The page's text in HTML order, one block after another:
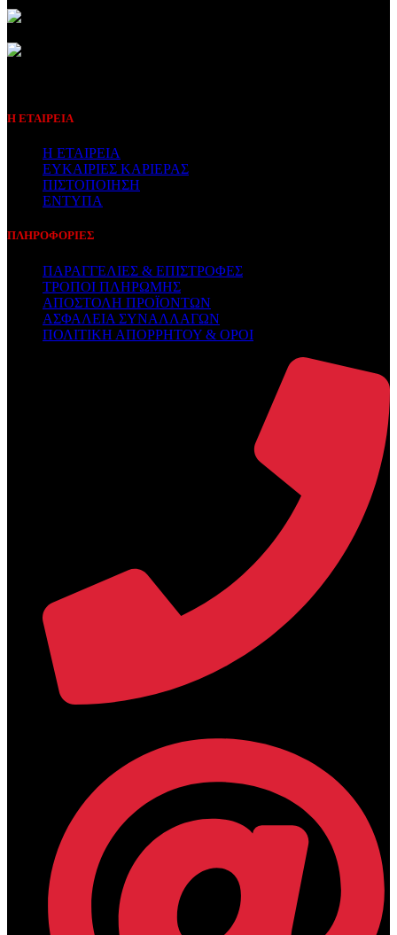
Η ΕΤΑΙΡΕΙΑ
Η ΕΤΑΙΡΕΙΑ
ΕΥΚΑΙΡΙΕΣ ΚΑΡΙΕΡΑΣ
ΠΙΣΤΟΠΟΙΗΣΗ
ΕΝΤΥΠΑ
ΠΛΗΡΟΦΟΡΙΕΣ
ΠΑΡΑΓΓΕΛΙΕΣ & ΕΠΙΣΤΡΟΦΕΣ
ΤΡΟΠΟΙ ΠΛΗΡΩΜΗΣ
ΑΠΟΣΤΟΛΗ ΠΡΟΪΟΝΤΩΝ
ΑΣΦΑΛΕΙΑ ΣΥΝΑΛΛΑΓΩΝ
ΠΟΛΙΤΙΚΗ ΑΠΟΡΡΗΤΟΥ & ΟΡΟΙ